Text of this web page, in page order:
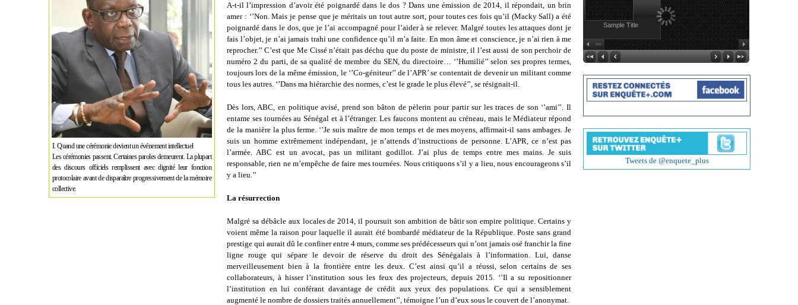
I. Quand une cérémonie devient un événement intellectuel
Les cérémonies passent. Certaines paroles demeurent. La plupart
des discours officiels remplissent avec dignité leur fonction
protocolaire avant de disparaître progressivement de la mémoire
collective.
A-t-il l’impression d’avoir été poignardé dans le dos ? Dans une émission de 2014, il répondait, un brin
amer : ‘’Non. Mais je pense que je méritais un tout autre sort, pour toutes ces fois qu’il (Macky Sall) a été
poignardé dans le dos, que je l’ai accompagné pour l’aider à se relever. Malgré toutes les attaques dont je
fais l’objet, je n’ai jamais trahi une confidence qu’il m’a faite. En mon âme et conscience, je n’ai rien à me
reprocher.’’ C’est que Me Cissé n’était pas déchu que du poste de ministre, il l’est aussi de son perchoir de
numéro 2 du parti, de sa qualité de membre du SEN, du directoire… ‘’Humilié’’ selon ses propres termes,
toujours lors de la même émission, le ‘’Co-géniteur’’ de l’APR’ se contentait de devenir un militant comme
tous les autres. ‘’Dans ma hiérarchie des normes, c’est le grade le plus élevé’’, se résignait-il.
Dès lors, ABC, en politique avisé, prend son bâton de pèlerin pour partir sur les traces de son ‘’ami’’. Il
entame ses tournées au Sénégal et à l’étranger. Les faucons montent au créneau, mais le Médiateur répond
de la manière la plus ferme. ‘’Je suis maître de mon temps et de mes moyens, affirmait-il sans ambages. Je
suis un homme extrêmement indépendant, je n’attends d’instructions de personne. L’APR, ce n’est pas
l’armée. ABC est un avocat, pas un militant godillot. J’ai plus de temps entre mes mains. Je suis
responsable, rien ne m’empêche de faire mes tournées. Nous critiquons s’il y a lieu, nous encourageons s’il
y a lieu.’’
La résurrection
Malgré sa débâcle aux locales de 2014, il poursuit son ambition de bâtir son empire politique. Certains y
voient même la raison pour laquelle il aurait été bombardé médiateur de la République. Poste sans grand
prestige qui aurait dû le confiner entre 4 murs, comme ses prédécesseurs qui n’ont jamais osé franchir la fine
ligne rouge qui sépare le devoir de réserve du droit des Sénégalais à l’information. Lui, danse
merveilleusement bien à la frontière entre les deux. C’est ainsi qu’il a réussi, selon certains de ses
collaborateurs, à hisser l’institution sous les feux des projecteurs, depuis 2015. ‘’Il a su repositionner
l’institution en lui conférant davantage de crédit aux yeux des populations. Ce qui a sensiblement
augmenté le nombre de dossiers traités annuellement’’, témoigne l’un d’eux sous le couvert de l’anonymat.
Sample Title
Tweets de @enquete_plus